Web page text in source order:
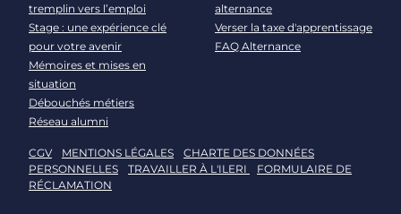
tremplin vers l’emploi
Stage : une expérience clé
pour votre avenir
Mémoires et mises en
situation
Débouchés métiers
Réseau alumni
alternance
Verser la taxe d'apprentissage
FAQ Alternance
CGV MENTIONS LÉGALES
CHARTE DES DONNÉES
PERSONNELLES
TRAVAILLER À L'ILERI
FORMULAIRE DE
RÉCLAMATION